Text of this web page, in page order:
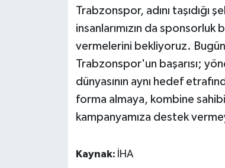
Trabzonspor, adını taşıdığı
insanlarımızın da
vermelerini bekliyoruz.
Trabzonspor'un başarısı;
dünyasının aynı hedef
forma almaya, kombine
kampanyamıza destek
Kaynak: İHA